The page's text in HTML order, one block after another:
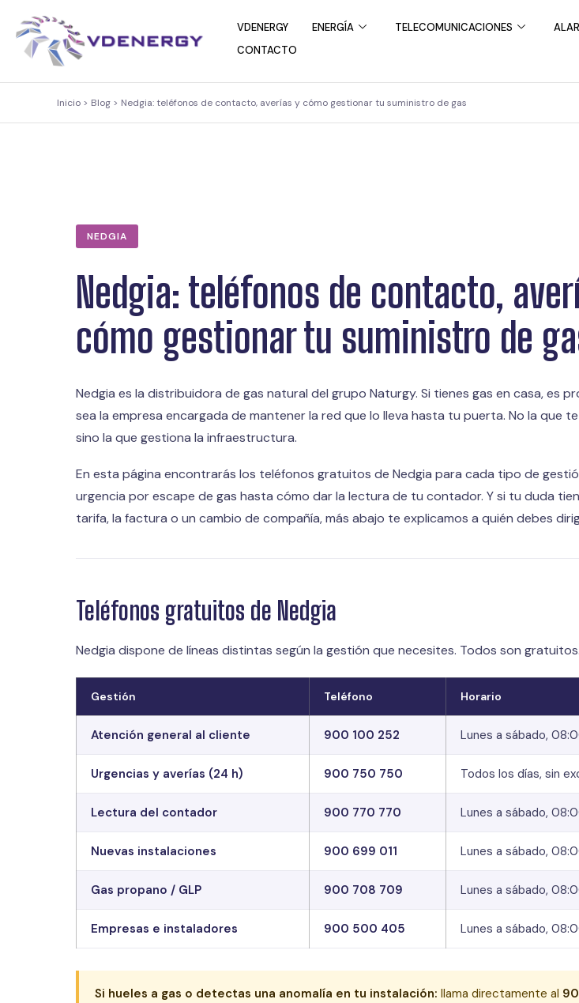
VDENERGY ENERGÍA TELECOMUNICACIONES
CONTACTO
Inicio > Blog > Nedgia: teléfonos de contacto, averías y cómo gestionar tu suministro de gas
NEDGIA
Nedgia: teléfonos de contacto,
cómo gestionar tu suministro de
Nedgia es la distribuidora de gas natural del grupo Naturgy. Si tienes gas en casa, es
sea la empresa encargada de mantener la red que lo lleva hasta tu puerta. No la que
sino la que gestiona la infraestructura.
En esta página encontrarás los teléfonos gratuitos de Nedgia para cada tipo de
urgencia por escape de gas hasta cómo dar la lectura de tu contador. Y si tu duda
tarifa, la factura o un cambio de compañía, más abajo te explicamos a quién debes
Teléfonos gratuitos de Nedgia
Nedgia dispone de líneas distintas según la gestión que necesites. Todos son gratuitos.
Gestión Teléfono Horario
Atención general al cliente 900 100 252 Lunes a sábado,
Urgencias y averías (24 h) 900 750 750 Todos los días, sin
Lectura del contador 900 770 770 Lunes a sábado,
Nuevas instalaciones 900 699 011 Lunes a sábado,
Gas propano / GLP 900 708 709 Lunes a sábado,
Empresas e instaladores 900 500 405 Lunes a sábado,
Si hueles a gas o detectas una anomalía en tu instalación: llama directamente al